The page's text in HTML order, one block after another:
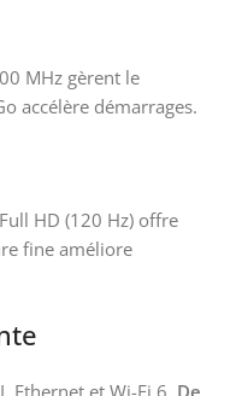
MHz gèrent le
accélère démarrages.
HD (120 Hz) offre
fine améliore